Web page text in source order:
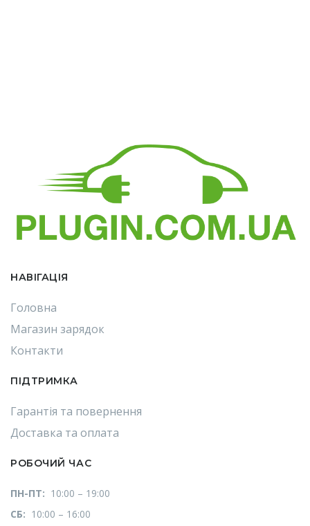
НАВІГАЦІЯ
Головна
Магазин зарядок
Контакти
ПІДТРИМКА
Гарантія та повернення
Доставка та оплата
РОБОЧИЙ ЧАС
ПН-ПТ: 10:00 – 19:00
СБ: 10:00 – 16:00